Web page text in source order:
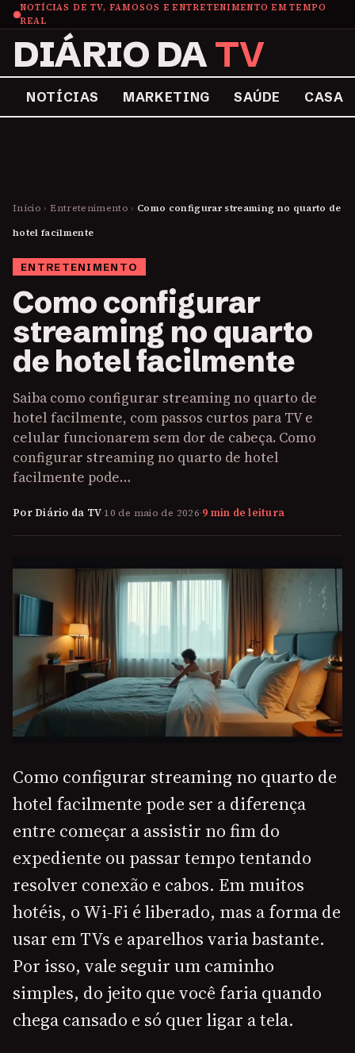
NOTÍCIAS DE TV, FAMOSOS E ENTRETENIMENTO EM TEMPO
REAL
DIÁRIO DATV
NOTÍCIAS MARKETING SAÚDE CASA
Início › Entretenimento › Como configurar streaming no quarto de
hotel facilmente
ENTRETENIMENTO
Como configurar
streaming no quarto
de hotel facilmente
Saiba como configurar streaming no quarto de
hotel facilmente, com passos curtos para TV e
celular funcionarem sem dor de cabeça. Como
configurar streaming no quarto de hotel
facilmente pode…
Por Diário da TV·10 de maio de 2026·9 min de leitura
Como configurar streaming no quarto de
hotel facilmente pode ser a diferença
entre começar a assistir no fim do
expediente ou passar tempo tentando
resolver conexão e cabos. Em muitos
hotéis, o Wi-Fi é liberado, mas a forma de
usar em TVs e aparelhos varia bastante.
Por isso, vale seguir um caminho
simples, do jeito que você faria quando
chega cansado e só quer ligar a tela.